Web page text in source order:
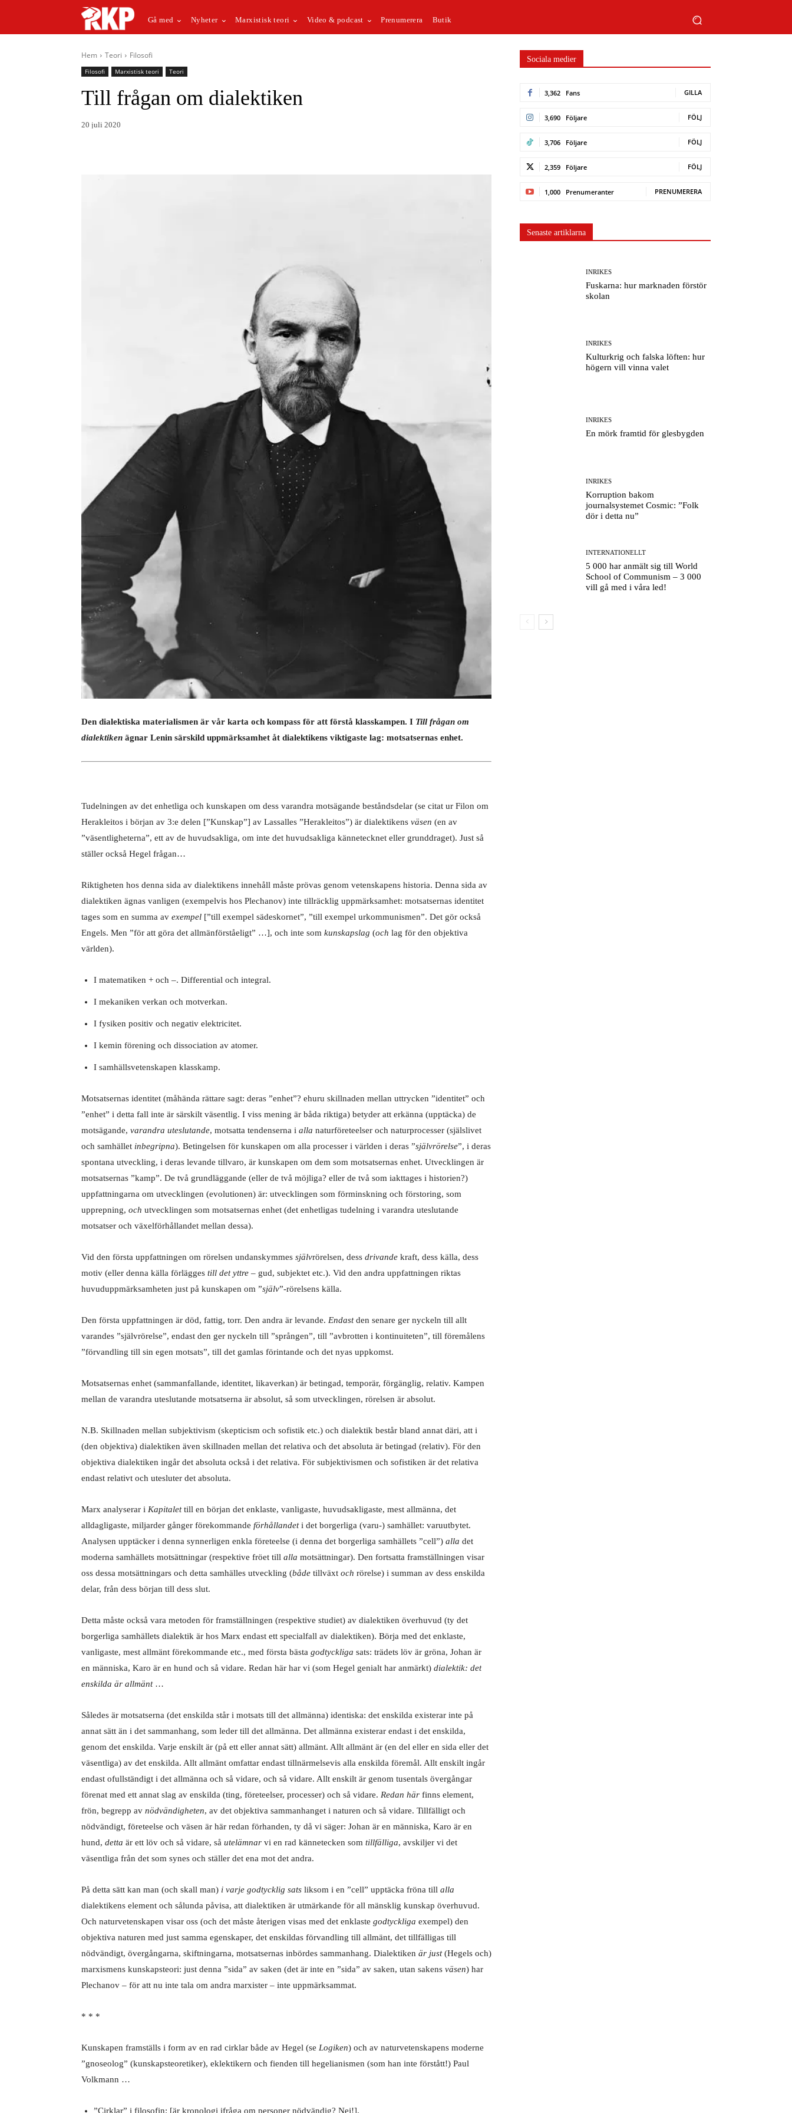
Gå med Nyheter Marxistisk teori Video & podcast Prenumerera Butik
Hem Teori Filosofi
Filosofi Marxistisk teori Teori
Till frågan om dialektiken
20 juli 2020
Den dialektiska materialismen är vår karta och kompass för att förstå klasskampen. I Till frågan om
dialektiken ägnar Lenin särskild uppmärksamhet åt dialektikens viktigaste lag: motsatsernas enhet.
Tudelningen av det enhetliga och kunskapen om dess varandra motsägande beståndsdelar (se citat ur Filon om
Herakleitos i början av 3:e delen [”Kunskap”] av Lassalles ”Herakleitos”) är dialektikens väsen (en av
”väsentligheterna”, ett av de huvudsakliga, om inte det huvudsakliga kännetecknet eller grunddraget). Just så
ställer också Hegel frågan…
Riktigheten hos denna sida av dialektikens innehåll måste prövas genom vetenskapens historia. Denna sida av
dialektiken ägnas vanligen (exempelvis hos Plechanov) inte tillräcklig uppmärksamhet: motsatsernas identitet
tages som en summa av exempel [”till exempel sädeskornet”, ”till exempel urkommunismen”. Det gör också
Engels. Men ”för att göra det allmänförståeligt” …], och inte som kunskapslag (och lag för den objektiva
världen).
I matematiken + och –. Differential och integral.
I mekaniken verkan och motverkan.
I fysiken positiv och negativ elektricitet.
I kemin förening och dissociation av atomer.
I samhällsvetenskapen klasskamp.
Motsatsernas identitet (måhända rättare sagt: deras ”enhet”? ehuru skillnaden mellan uttrycken ”identitet” och
”enhet” i detta fall inte är särskilt väsentlig. I viss mening är båda riktiga) betyder att erkänna (upptäcka) de
motsägande, varandra uteslutande, motsatta tendenserna i alla naturföreteelser och naturprocesser (själslivet
och samhället inbegripna). Betingelsen för kunskapen om alla processer i världen i deras ”självrörelse”, i deras
spontana utveckling, i deras levande tillvaro, är kunskapen om dem som motsatsernas enhet. Utvecklingen är
motsatsernas ”kamp”. De två grundläggande (eller de två möjliga? eller de två som iakttages i historien?)
uppfattningarna om utvecklingen (evolutionen) är: utvecklingen som förminskning och förstoring, som
upprepning, och utvecklingen som motsatsernas enhet (det enhetligas tudelning i varandra uteslutande
motsatser och växelförhållandet mellan dessa).
Vid den första uppfattningen om rörelsen undanskymmes självrörelsen, dess drivande kraft, dess källa, dess
motiv (eller denna källa förlägges till det yttre – gud, subjektet etc.). Vid den andra uppfattningen riktas
huvuduppmärksamheten just på kunskapen om ”själv”-rörelsens källa.
Den första uppfattningen är död, fattig, torr. Den andra är levande. Endastden senare ger nyckeln till allt
varandes ”självrörelse”, endast den ger nyckeln till ”sprången”, till ”avbrotten i kontinuiteten”, till föremålens
”förvandling till sin egen motsats”, till det gamlas förintande och det nyas uppkomst.
Motsatsernas enhet (sammanfallande, identitet, likaverkan) är betingad, temporär, förgänglig, relativ. Kampen
mellan de varandra uteslutande motsatserna är absolut, så som utvecklingen, rörelsen är absolut.
N.B. Skillnaden mellan subjektivism (skepticism och sofistik etc.) och dialektik består bland annat däri, att i
(den objektiva) dialektiken även skillnaden mellan det relativa och det absoluta är betingad (relativ). För den
objektiva dialektiken ingår det absoluta också i det relativa. För subjektivismen och sofistiken är det relativa
endast relativt och utesluter det absoluta.
Marx analyserar i Kapitalettill en början det enklaste, vanligaste, huvudsakligaste, mest allmänna, det
alldagligaste, miljarder gånger förekommande förhållandeti det borgerliga (varu-) samhället: varuutbytet.
Analysen upptäcker i denna synnerligen enkla företeelse (i denna det borgerliga samhällets ”cell”) alla det
moderna samhällets motsättningar (respektive fröet till alla motsättningar). Den fortsatta framställningen visar
oss dessa motsättningars och detta samhälles utveckling (både tillväxt och rörelse) i summan av dess enskilda
delar, från dess början till dess slut.
Detta måste också vara metoden för framställningen (respektive studiet) av dialektiken överhuvud (ty det
borgerliga samhällets dialektik är hos Marx endast ett specialfall av dialektiken). Börja med det enklaste,
vanligaste, mest allmänt förekommande etc., med första bästa godtyckliga sats: trädets löv är gröna, Johan är
en människa, Karo är en hund och så vidare. Redan här har vi (som Hegel genialt har anmärkt) dialektik: det
enskilda är allmänt…
Således är motsatserna (det enskilda står i motsats till det allmänna) identiska: det enskilda existerar inte på
annat sätt än i det sammanhang, som leder till det allmänna. Det allmänna existerar endast i det enskilda,
genom det enskilda. Varje enskilt är (på ett eller annat sätt) allmänt. Allt allmänt är (en del eller en sida eller det
väsentliga) av det enskilda. Allt allmänt omfattar endast tillnärmelsevis alla enskilda föremål. Allt enskilt ingår
endast ofullständigt i det allmänna och så vidare, och så vidare. Allt enskilt är genom tusentals övergångar
förenat med ett annat slag av enskilda (ting, företeelser, processer) och så vidare. Redan här finns element,
frön, begrepp av nödvändigheten, av det objektiva sammanhanget i naturen och så vidare. Tillfälligt och
nödvändigt, företeelse och väsen är här redan förhanden, ty då vi säger: Johan är en människa, Karo är en
hund, detta är ett löv och så vidare, så utelämnar vi en rad kännetecken som tillfälliga, avskiljer vi det
väsentliga från det som synes och ställer det ena mot det andra.
På detta sätt kan man (och skall man) i varje godtycklig sats liksom i en ”cell” upptäcka fröna till alla
dialektikens element och sålunda påvisa, att dialektiken är utmärkande för all mänsklig kunskap överhuvud.
Och naturvetenskapen visar oss (och det måste återigen visas med det enklaste godtyckliga exempel) den
objektiva naturen med just samma egenskaper, det enskildas förvandling till allmänt, det tillfälligas till
nödvändigt, övergångarna, skiftningarna, motsatsernas inbördes sammanhang. Dialektiken är just(Hegels och)
marxismens kunskapsteori: just denna ”sida” av saken (det är inte en ”sida” av saken, utan sakens väsen) har
Plechanov – för att nu inte tala om andra marxister – inte uppmärksammat.
* * *
Kunskapen framställs i form av en rad cirklar både av Hegel (se Logiken) och av naturvetenskapens moderne
”gnoseolog” (kunskapsteoretiker), eklektikern och fienden till hegelianismen (som han inte förstått!) Paul
Volkmann …
”Cirklar” i filosofin: [är kronologi ifråga om personer nödvändig? Nej!].
Sociala medier
3,362 Fans GILLA
3,690 Följare FÖLJ
3,706 Följare FÖLJ
2,359 Följare FÖLJ
1,000 Prenumeranter PRENUMERERA
Senaste artiklarna
INRIKES
Fuskarna: hur marknaden förstör
skolan
INRIKES
Kulturkrig och falska löften: hur
högern vill vinna valet
INRIKES
En mörk framtid för glesbygden
INRIKES
Korruption bakom
journalsystemet Cosmic: ”Folk
dör i detta nu”
INTERNATIONELLT
5 000 har anmält sig till World
School of Communism – 3 000
vill gå med i våra led!